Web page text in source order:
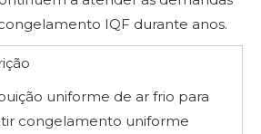
IQF durante anos.
uniforme de ar frio para
congelamento uniforme